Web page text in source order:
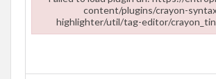
content/plugins/crayon-
highlighter/util/tag-editor/
Failed to load plugin url: https://